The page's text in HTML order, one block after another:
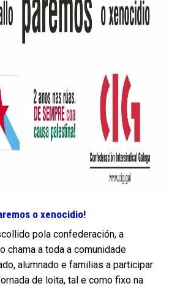
o xenocidio!
pola confederación, a
chama a toda a comunidade
alumnado e familias a participar
de loita, tal e como fixo na